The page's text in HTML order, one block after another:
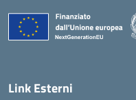
Link Esterni